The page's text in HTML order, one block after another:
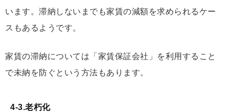
います。滞納しないまでも家賃の減額を求められるケー
スもあるようです。
家賃の滞納については「家賃保証会社」を利用すること
で未納を防ぐという方法もあります。
4-3.老朽化